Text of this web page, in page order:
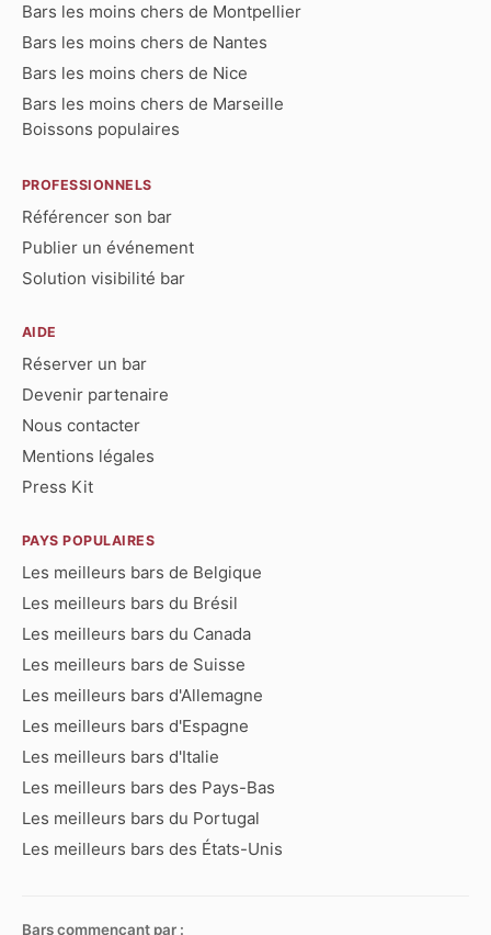
Bars les moins chers de Montpellier
Bars les moins chers de Nantes
Bars les moins chers de Nice
Bars les moins chers de Marseille
Boissons populaires
PROFESSIONNELS
Référencer son bar
Publier un événement
Solution visibilité bar
AIDE
Réserver un bar
Devenir partenaire
Nous contacter
Mentions légales
Press Kit
PAYS POPULAIRES
Les meilleurs bars de Belgique
Les meilleurs bars du Brésil
Les meilleurs bars du Canada
Les meilleurs bars de Suisse
Les meilleurs bars d'Allemagne
Les meilleurs bars d'Espagne
Les meilleurs bars d'Italie
Les meilleurs bars des Pays-Bas
Les meilleurs bars du Portugal
Les meilleurs bars des États-Unis
Bars commençant par :